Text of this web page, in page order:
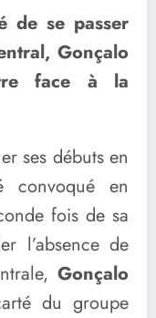
de se passer
Gonçalo
face à la
ses débuts en
convoqué en
fois de sa
l’absence de
Gonçalo
du groupe